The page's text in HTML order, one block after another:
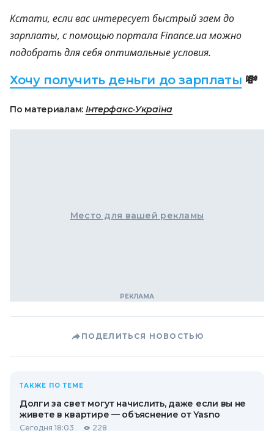
Кстати, если вас интересует быстрый заем до
зарплаты, с помощью портала Finance.ua можно
подобрать для себя оптимальные условия.
Хочу получить деньги до зарплаты 💸
По материалам: Інтерфакс-Україна
Место для вашей рекламы
ПОДЕЛИТЬСЯ НОВОСТЬЮ
ТАКЖЕ ПО ТЕМЕ
Долги за свет могут начислить, даже если вы не
живете в квартире — объяснение от Yasno
Сегодня 18:03 228